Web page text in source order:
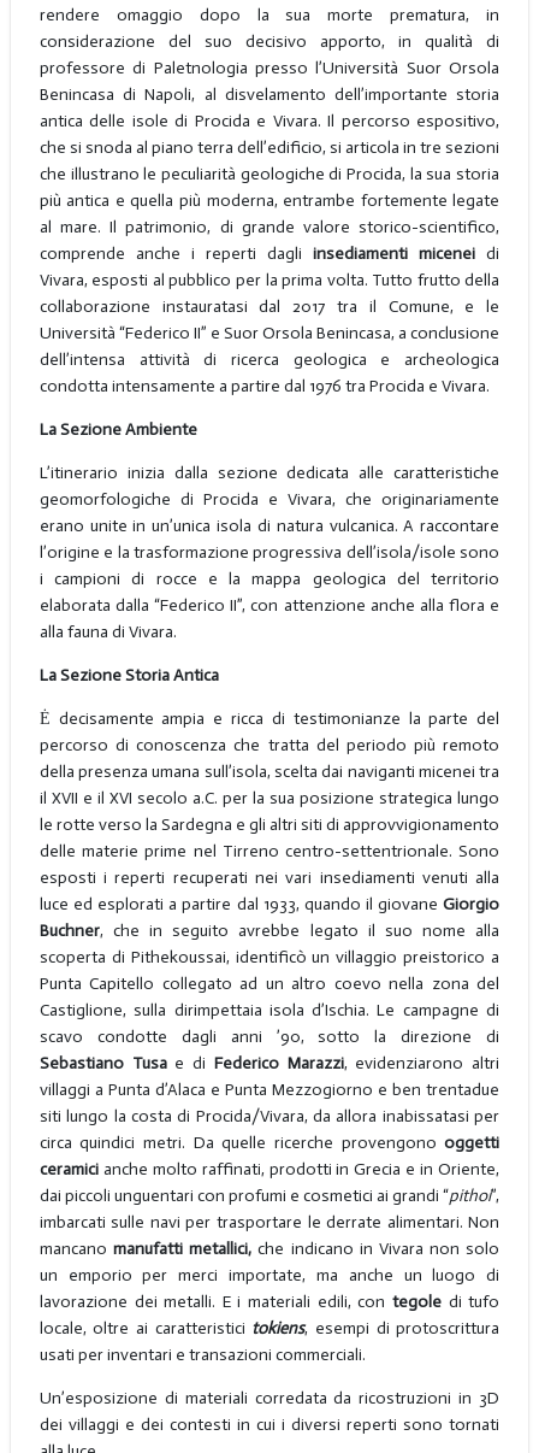
rendere omaggio dopo la sua morte prematura, in
considerazione del suo decisivo apporto, in qualità di
professore di Paletnologia presso l’Università Suor Orsola
Benincasa di Napoli, al disvelamento dell’importante storia
antica delle isole di Procida e Vivara. Il percorso espositivo,
che si snoda al piano terra dell’edificio, si articola in tre sezioni
che illustrano le peculiarità geologiche di Procida, la sua storia
più antica e quella più moderna, entrambe fortemente legate
al mare. Il patrimonio, di grande valore storico-scientifico,
comprende anche i reperti dagliinsediamenti micenei di
Vivara, esposti al pubblico per la prima volta. Tutto frutto della
collaborazione instauratasi dal 2017 tra il Comune, e le
Università “Federico II” e Suor Orsola Benincasa, a conclusione
dell’intensa attività di ricerca geologica e archeologica
condotta intensamente a partire dal 1976 tra Procida e Vivara.
La Sezione Ambiente
L’itinerario inizia dalla sezione dedicata alle caratteristiche
geomorfologiche di Procida e Vivara, che originariamente
erano unite in un’unica isola di natura vulcanica. A raccontare
l’origine e la trasformazione progressiva dell’isola/isole sono
i campioni di rocce e la mappa geologica del territorio
elaborata dalla “Federico II”, con attenzione anche alla flora e
alla fauna di Vivara.
La Sezione Storia Antica
Ė decisamente ampia e ricca di testimonianze la parte del
percorso di conoscenza che tratta del periodo più remoto
della presenza umana sull’isola, scelta dai naviganti micenei tra
il XVII e il XVI secolo a.C. per la sua posizione strategica lungo
le rotte verso la Sardegna e gli altri siti di approvvigionamento
delle materie prime nel Tirreno centro-settentrionale. Sono
esposti i reperti recuperati nei vari insediamenti venuti alla
luce ed esplorati a partire dal 1933, quando il giovaneGiorgio
Buchner, che in seguito avrebbe legato il suo nome alla
scoperta di Pithekoussai, identificò un villaggio preistorico a
Punta Capitello collegato ad un altro coevo nella zona del
Castiglione, sulla dirimpettaia isola d’Ischia. Le campagne di
scavo condotte dagli anni ’90, sotto la direzione di
Sebastiano Tusae di Federico Marazzi, evidenziarono altri
villaggi a Punta d’Alaca e Punta Mezzogiorno e ben trentadue
siti lungo la costa di Procida/Vivara, da allora inabissatasi per
circa quindici metri. Da quelle ricerche provengonooggetti
ceramicianche molto raffinati, prodotti in Grecia e in Oriente,
dai piccoli unguentari con profumi e cosmetici ai grandi “pithoi”,
imbarcati sulle navi per trasportare le derrate alimentari. Non
mancanomanufatti metallici, che indicano in Vivara non solo
un emporio per merci importate, ma anche un luogo di
lavorazione dei metalli. E i materiali edili, con tegoledi tufo
locale, oltre ai caratteristici tokiens, esempi di protoscrittura
usati per inventari e transazioni commerciali.
Un’esposizione di materiali corredata da ricostruzioni in 3D
dei villaggi e dei contesti in cui i diversi reperti sono tornati